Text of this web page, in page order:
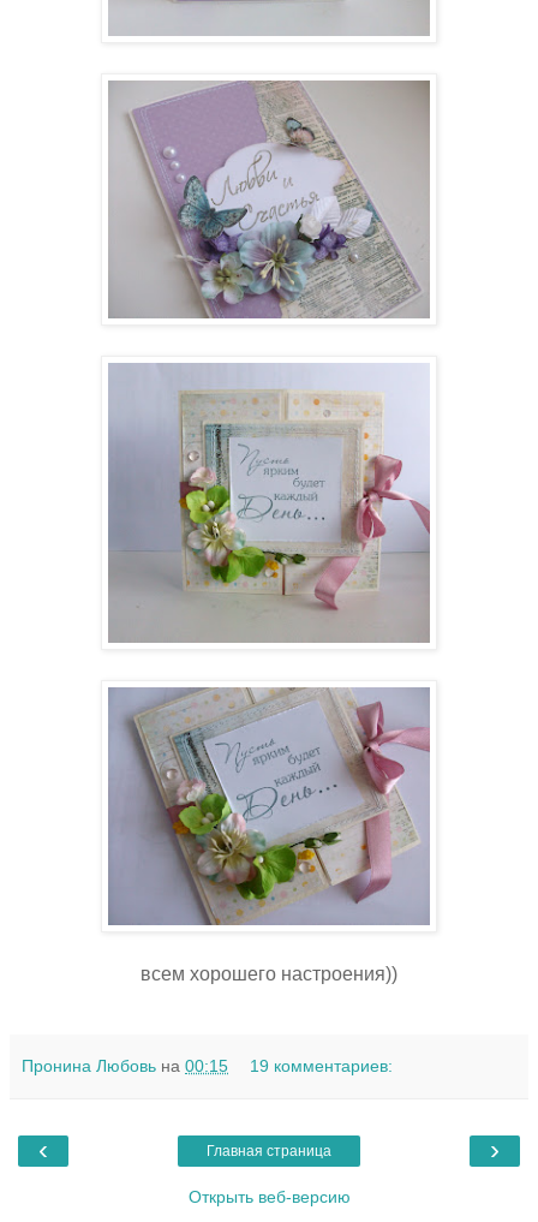
всем хорошего настроения))
Пронина Любовь на 00:15 19 комментариев:
‹ ›
Главная страница
Открыть веб-версию